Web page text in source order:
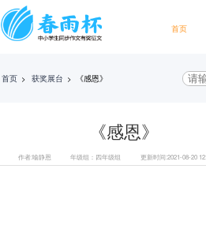
首页
首页 > 获奖展台 > 《感恩》
《感恩》
作者:喻静恩 年级组：四年级组 更新时间:2021-08-20